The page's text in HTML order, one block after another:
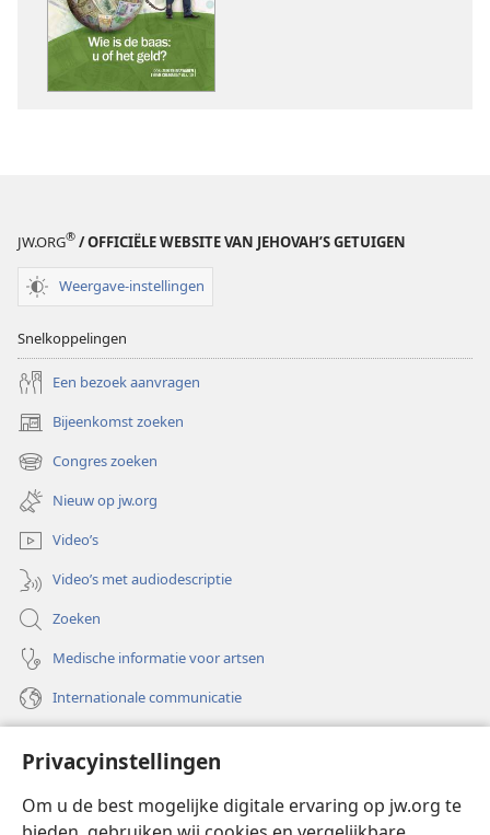
Privacyinstellingen
Om u de best mogelijke digitale ervaring op jw.org te
JW.ORG® / OFFICIËLE WEBSITE VAN JEHOVAH’S GETUIGEN
Weergave-instellingen
Snelkoppelingen
Een bezoek aanvragen
Bijeenkomst zoeken
(opent
nieuw
venster)
Congres zoeken
(opent
nieuw
venster)
Nieuw op jw.org
Video’s
Video’s met audiodescriptie
Zoeken
Medische informatie voor artsen
Internationale communicatie
(opent
nieuw